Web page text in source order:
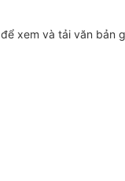
để xem và tải văn bản